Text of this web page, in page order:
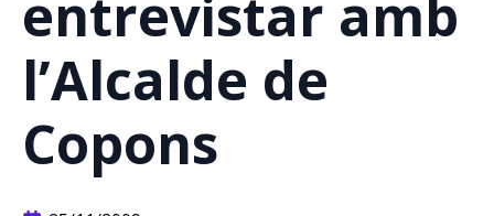
entrevistar amb
l’Alcalde de
Copons